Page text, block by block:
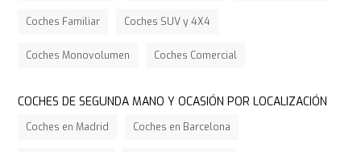
Coches Familiar Coches SUV y 4X4
Coches Monovolumen Coches Comercial
COCHES DE SEGUNDA MANO Y OCASIÓN POR LOCALIZACIÓN
Coches en Madrid Coches en Barcelona